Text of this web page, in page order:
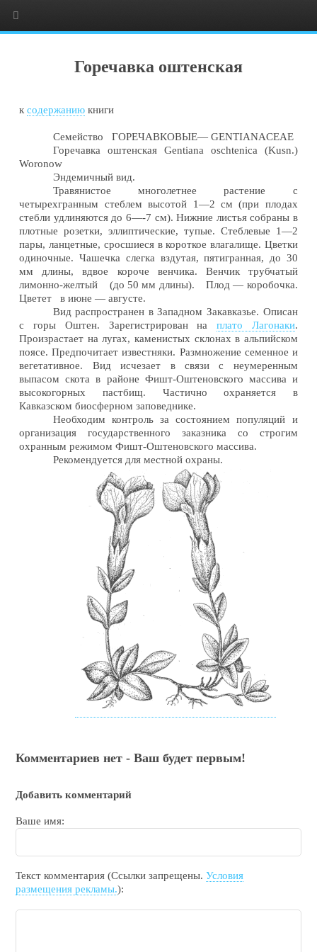
Горечавка оштенская
ксодержанию книги
Семейство ГОРЕЧАВКОВЫЕ— GENTIANACEAE
Горечавка оштенская Gentiana oschtenica (Kusn.)
Woronow
Эндемичный вид.
Травянистое многолетнее растение с
четырехгранным стеблем высотой 1—2 см (при плодах
стебли удлиняются до 6—-7 см). Нижние листья собраны в
плотные розетки, эллиптические, тупые. Стеблевые 1—2
пары, ланцетные, сросшиеся в короткое влагалище. Цветки
одиночные. Чашечка слегка вздутая, пятигранная, до 30
мм длины, вдвое короче венчика. Венчик трубчатый
лимонно-желтый (до 50 мм длины). Плод — коробочка.
Цветет в июне — августе.
Вид распространен в Западном Закавказье. Описан
с горы Оштен. Зарегистрирован на плато Лагонаки.
Произрастает на лугах, каменистых склонах в альпийском
поясе. Предпочитает известняки. Размножение семенное и
вегетативное. Вид исчезает в связи с неумеренным
выпасом скота в районе Фишт-Оштеновского массива и
высокогорных пастбищ. Частично охраняется в
Кавказском биосферном заповеднике.
Необходим контроль за состоянием популяций и
организация государственного заказника со строгим
охранным режимом Фишт-Оштеновского массива.
Рекомендуется для местной охраны.
Комментариев нет - Ваш будет первым!
Добавить комментарий
Ваше имя:
Текст комментария (Ссылки запрещены.Условия
размещения рекламы.):